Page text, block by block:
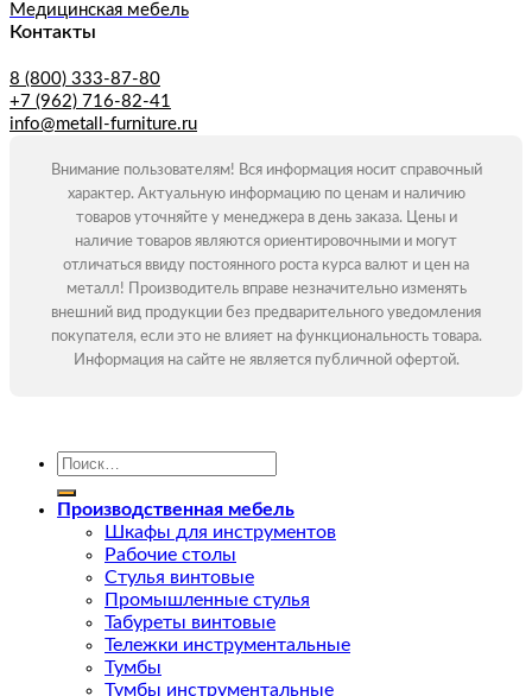
Медицинская мебель
Контакты
8 (800) 333-87-80
+7 (962) 716-82-41
info@metall-furniture.ru
Внимание пользователям! Вся информация носит справочный
характер. Актуальную информацию по ценам и наличию
товаров уточняйте у менеджера в день заказа. Цены и
наличие товаров являются ориентировочными и могут
отличаться ввиду постоянного роста курса валют и цен на
металл! Производитель вправе незначительно изменять
внешний вид продукции без предварительного уведомления
покупателя, если это не влияет на функциональность товара.
Информация на сайте не является публичной офертой.
Искать:
Производственная мебель
Шкафы для инструментов
Рабочие столы
Стулья винтовые
Промышленные стулья
Табуреты винтовые
Тележки инструментальные
Тумбы
Тумбы инструментальные